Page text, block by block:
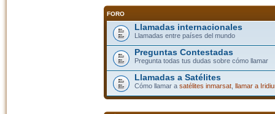
FORO
Llamadas internacionales
Llamadas entre países del mundo
Preguntas Contestadas
Pregunta todas tus dudas sobre cómo llamar
Llamadas a Satélites
Cómo llamar a satélites inmarsat, llamar a